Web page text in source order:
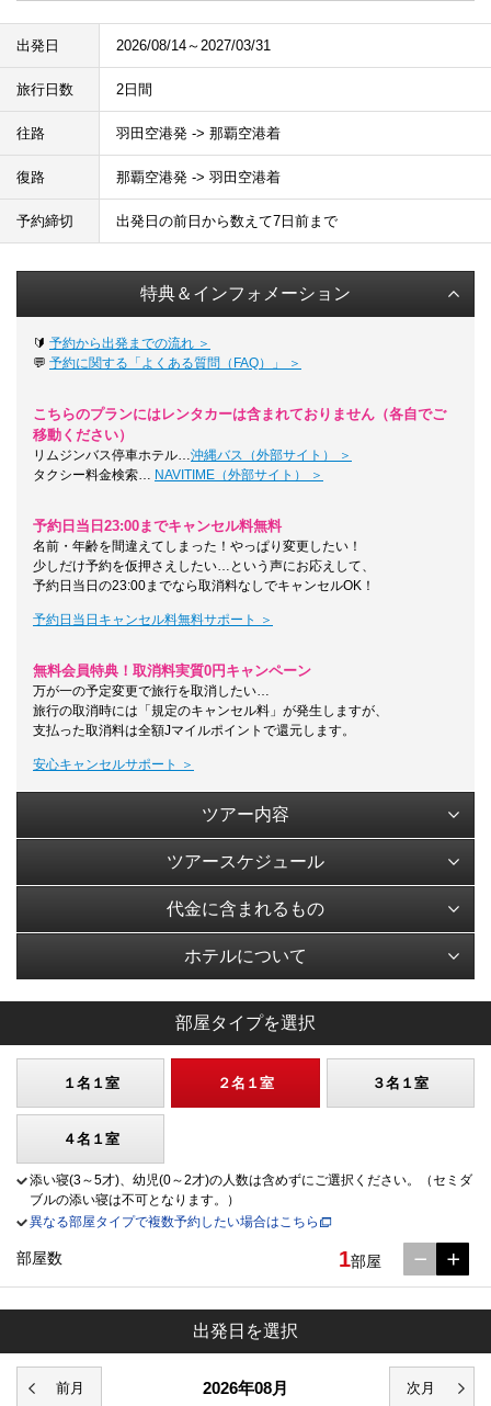
出発日 2026/08/14～2027/03/31
旅行日数 2日間
往路 羽田空港発 -> 那覇空港着
復路 那覇空港発 -> 羽田空港着
予約締切 出発日の前日から数えて7日前まで
特典＆インフォメーション
🔰 予約から出発までの流れ ＞
💬 予約に関する「よくある質問（FAQ）」 ＞
こちらのプランにはレンタカーは含まれておりません（各自でご
移動ください）
リムジンバス停車ホテル…沖縄バス（外部サイト） ＞
タクシー料金検索… NAVITIME（外部サイト） ＞
予約日当日23:00までキャンセル料無料
名前・年齢を間違えてしまった！やっぱり変更したい！
少しだけ予約を仮押さえしたい…という声にお応えして、
予約日当日の23:00までなら取消料なしでキャンセルOK！
予約日当日キャンセル料無料サポート ＞
無料会員特典！取消料実質0円キャンペーン
万が一の予定変更で旅行を取消したい…
旅行の取消時には「規定のキャンセル料」が発生しますが、
支払った取消料は全額Jマイルポイントで還元します。
安心キャンセルサポート ＞
ツアー内容
ツアースケジュール
代金に含まれるもの
ホテルについて
部屋タイプを選択
１名１室 ２名１室 ３名１室
４名１室
添い寝(3～5才)、幼児(0～2才)の人数は含めずにご選択ください。（セミダ
ブルの添い寝は不可となります。）
異なる部屋タイプで複数予約したい場合はこちら
部屋数 1部屋
出発日を選択
2026年08月